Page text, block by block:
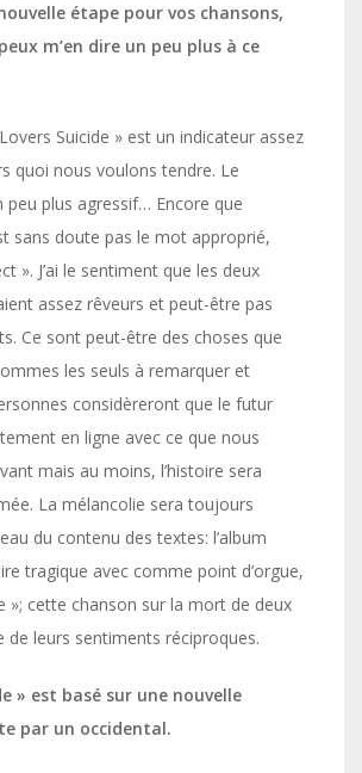
étape pour vos chansons,
m’en dire un peu plus à ce
Suicide » est un indicateur assez
quoi nous voulons tendre. Le
peu plus agressif… Encore que
sans doute pas le mot approprié,
». J’ai le sentiment que les deux
assez rêveurs et peut-être pas
Ce sont peut-être des choses que
les seuls à remarquer et
considèreront que le futur
en ligne avec ce que nous
mais au moins, l’histoire sera
La mélancolie sera toujours
du contenu des textes: l’album
tragique avec comme point d’orgue,
»; cette chanson sur la mort de deux
de leurs sentiments réciproques.
» est basé sur une nouvelle
par un occidental.